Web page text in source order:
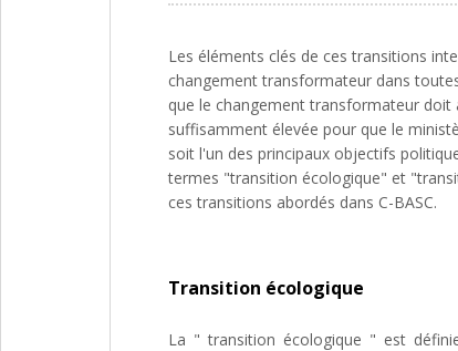
Les éléments clés de ces transitions
changement transformateur dans
que le changement transformateur
suffisamment élevée pour que le
soit l'un des principaux objectifs
termes "transition écologique" et
ces transitions abordés dans C-BASC.
Transition écologique
La " transition écologique " est